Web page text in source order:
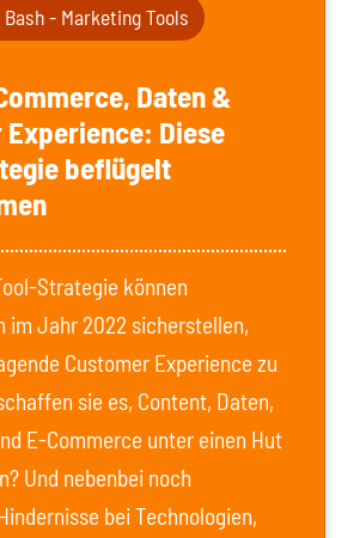
- Marketing Tools
Daten &
Experience: Diese
beflügelt
Strategie können
im Jahr 2022 sicherstellen,
Customer Experience zu
sie es, Content, Daten,
E-Commerce unter einen Hut
Und nebenbei noch
bei Technologien,